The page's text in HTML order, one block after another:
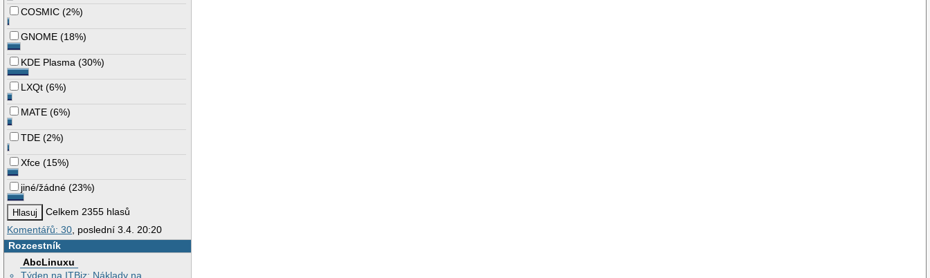
COSMIC (2%)
GNOME (18%)
KDE Plasma (30%)
LXQt (6%)
MATE (6%)
TDE (2%)
Xfce (15%)
jiné/žádné (23%)
Celkem 2355 hlasů
Komentářů: 30 , poslední 3.4. 20:20
Rozcestník
AbcLinuxu
Týden na ITBiz: Náklady na